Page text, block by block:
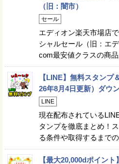
（旧：闇市）
セール
エディオン楽天市場店
シャルセール（旧：エ
com最安値クラスの商
【LINE】無料スタンプ
26年8月4日更新）ダウ
LINE
現在配布されている
タンプを徹底まとめ！
る条件や取得するまで
【最大20,000dポイン